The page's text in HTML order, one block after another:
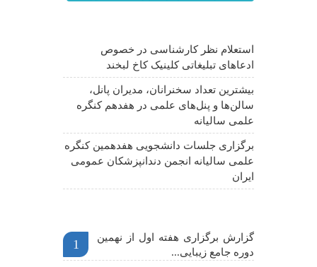
استعلام نظر کارشناسی در خصوص
ادعاهای تبلیغاتی کلینیک کاخ لبخند
بیشترین تعداد سخنرانان، مدیران پانل،
سالن‌ها و پنل‌های علمی در هفدهم کنگره
علمی سالیانه
برگزاری جلسات دانشجویی هفدهمین کنگره
علمی سالیانه انجمن دندانپزشکان عمومی
ایران
1
گزارش برگزاری هفته اول از نهمین
دوره جامع زیبایی...